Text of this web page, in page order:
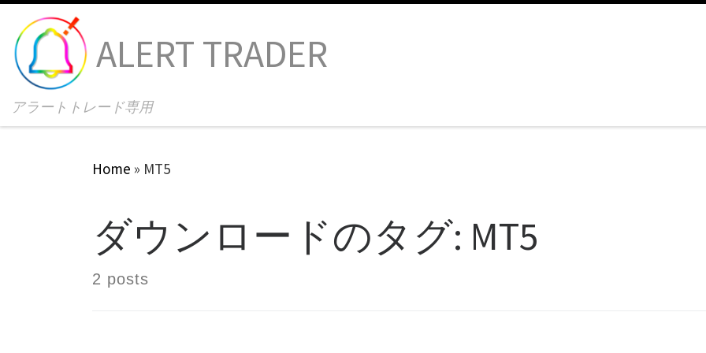
Skip to content
ALERT TRADER
アラートトレード専用
Home » MT5
ダウンロードのタグ: MT5
2 posts